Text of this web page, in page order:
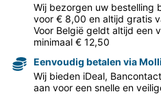
Wij bezorgen uw bestelling
voor € 8,00 en altijd gratis
Voor België geldt altijd een
minimaal € 12,50
Eenvoudig betalen via
Wij bieden iDeal,
aan voor een snelle en